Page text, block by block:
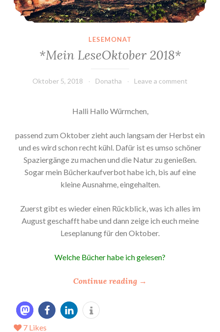
LESEMONAT
*Mein LeseOktober 2018*
Oktober 5, 2018 Donatha Leave a comment
Halli Hallo Würmchen,
passend zum Oktober zieht auch langsam der Herbst ein
und es wird schon recht kühl. Dafür ist es umso schöner
Spaziergänge zu machen und die Natur zu genießen.
Sogar mein Bücherkaufverbot habe ich, bis auf eine
kleine Ausnahme, eingehalten.
Zuerst gibt es wieder einen Rückblick, was ich alles im
August geschafft habe und dann zeige ich euch meine
Leseplanung für den Oktober.
Welche Bücher habe ich gelesen?
Continue reading “→
7 Likes